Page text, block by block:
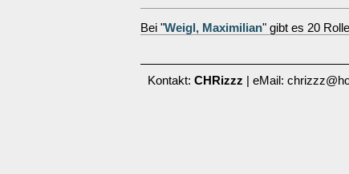
Bei "Weigl, Maximilian" gibt es 20
Kontakt: CHRizzz | eMail: